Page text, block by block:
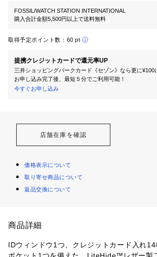
FOSSIL/WATCH STATION INTERNATIONAL
購入合計金額5,500円以上で送料無料
取得予定ポイント数： 60 pt
提携クレジットカードで還元率UP
三井ショッピングパークカード《セゾン》なら更に¥100
お申し込み完了後、最短５分でご利用可能！
今すぐお申し込み
店舗在庫を確認
価格表示について
取り寄せ商品について
返品交換について
商品詳細
IDウィンドウ1つ、クレジットカード入れ